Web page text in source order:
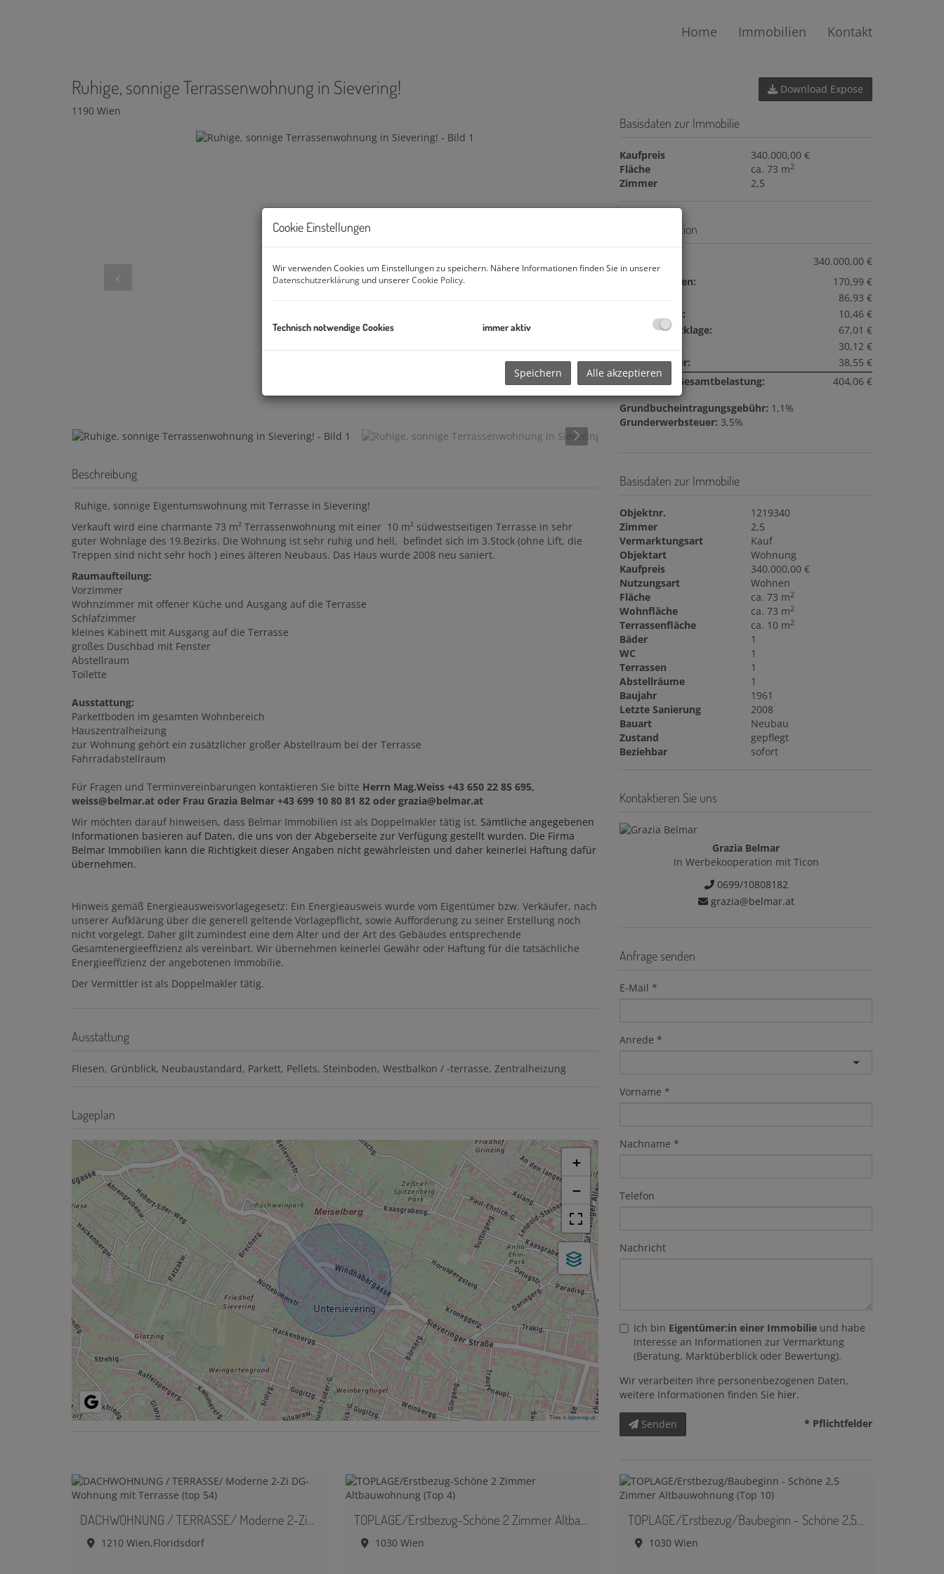
Home Immobilien Kontakt
Ruhige, sonnige Terrassenwohnung in Sievering!
1190 Wien
Beschreibung
Ruhige, sonnige Eigentumswohnung mit Terrasse in Sievering!
Verkauft wird eine charmante 73 m² Terrassenwohnung mit einer 10 m² südwestseitigen Terrasse in sehr
guter Wohnlage des 19.Bezirks. Die Wohnung ist sehr ruhig und hell, befindet sich im 3.Stock (ohne Lift, die
Treppen sind nicht sehr hoch ) eines älteren Neubaus. Das Haus wurde 2008 neu saniert.
Raumaufteilung:
Vorzimmer
Wohnzimmer mit offener Küche und Ausgang auf die Terrasse
Schlafzimmer
kleines Kabinett mit Ausgang auf die Terrasse
großes Duschbad mit Fenster
Abstellraum
Toilette
Ausstattung:
Parkettboden im gesamten Wohnbereich
Hauszentralheizung
zur Wohnung gehört ein zusätzlicher großer Abstellraum bei der Terrasse
Fahrradabstellraum
Für Fragen und Terminvereinbarungen kontaktieren Sie bitte Herrn Mag.Weiss +43 650 22 85 695,
weiss@belmar.at oder Frau Grazia Belmar +43 699 10 80 81 82 oder grazia@belmar.at
Wir möchten darauf hinweisen, dass Belmar Immobilien ist als Doppelmakler tätig ist. Sämtliche angegebenen
Informationen basieren auf Daten, die uns von der Abgeberseite zur Verfügung gestellt wurden. Die Firma
Belmar Immobilien kann die Richtigkeit dieser Angaben nicht gewährleisten und daher keinerlei Haftung dafür
übernehmen.
Hinweis gemäß Energieausweisvorlagegesetz: Ein Energieausweis wurde vom Eigentümer bzw. Verkäufer, nach
unserer Aufklärung über die generell geltende Vorlagepflicht, sowie Aufforderung zu seiner Erstellung noch
nicht vorgelegt. Daher gilt zumindest eine dem Alter und der Art des Gebäudes entsprechende
Gesamtenergieeffizienz als vereinbart. Wir übernehmen keinerlei Gewähr oder Haftung für die tatsächliche
Energieeffizienz der angebotenen Immobilie.
Der Vermittler ist als Doppelmakler tätig.
Ausstattung
Fliesen Grünblick Neubaustandard Parkett Pellets Steinboden Westbalkon / -terrasse Zentralheizung
Lageplan
+
−
Tiles ©basemap.at
Download Expose
Basisdaten zur Immobilie
Kaufpreis
340.000,00 €
Fläche
ca. 73 m2
Zimmer 2,5
Preisinformation
340.000,00 €
Betriebskosten:
170,99 €
86,93 €
Warmwasser:
10,46 €
Reparaturrücklage:
67,01 €
30,12 €
Umsatzsteuer:
38,55 €
monatliche Gesamtbelastung:
404,06 €
Grundbucheintragungsgebühr: 1,1%
Grunderwerbsteuer: 3,5%
Basisdaten zur Immobilie
Objektnr.
1219340
Zimmer
2,5
Vermarktungsart
Kauf
Objektart
Wohnung
Kaufpreis
340.000,00 €
Nutzungsart
Wohnen
Fläche
ca. 73 m2
Wohnfläche ca. 73 m2
Terrassenfläche ca. 10 m2
Bäder
1
WC
1
Terrassen
1
Abstellräume
1
Baujahr
1961
Letzte Sanierung
2008
Bauart
Neubau
Zustand
gepflegt
Beziehbar
sofort
Kontaktieren Sie uns
Grazia Belmar
In Werbekooperation mit Ticon
0699/10808182
grazia@belmar.at
Anfrage senden
E-Mail
Anrede
Vorname
Nachname
Telefon
Nachricht
Ich bin Eigentümer:in einer Immobilie und habe
Interesse an Informationen zur Vermarktung
(Beratung, Marktüberblick oder Bewertung).
Wir verarbeiten Ihre personenbezogenen Daten,
weitere Informationen finden Sie hier.
Senden * Pflichtfelder
DACHWOHNUNG / TERRASSE/ Moderne 2-Zi DG-Wohnung mit Terrasse (top 54)
1210 Wien,Floridsdorf
TOPLAGE/Erstbezug-Schöne 2 Zimmer Altbauwohnung (Top 4)
1030 Wien
TOPLAGE/Erstbezug/Baubeginn - Schöne 2,5 Zimmer Altbauwohnung (Top 10)
1030 Wien
Cookie Einstellungen
Wir verwenden Cookies um Einstellungen zu speichern. Nähere Informationen finden Sie in unserer
Datenschutzerklärung und unsererCookie Policy.
Technisch notwendige Cookies immer aktiv
Speichern Alle akzeptieren